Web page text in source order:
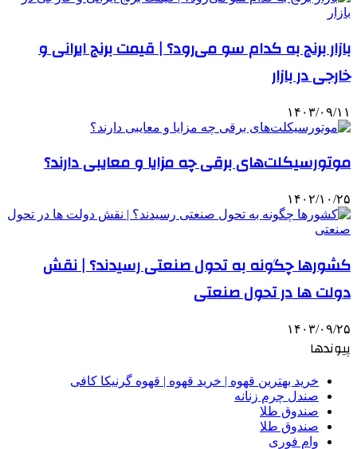
بازار برنج به کدام سو می‌رود؟ | قیمت برنج ایرانی و
خارجی در بازار
۱۴۰۳/۰۹/۱۱
موتورسیکلت‌های برقی چه مزایا و معایبی دارند؟
۱۴۰۲/۱۰/۲۵
کشورها چگونه به تحول صنعتی رسیدند؟ | نقش
دولت‌ ها در تحول صنعتی
۱۴۰۳/۰۹/۲۵
پیوندها
خرید بهترین قهوه | خرید قهوه | قهوه گرنیکا کافی
صندل چرم زنانه
صندوق طلا
صندوق طلا
وام فوری